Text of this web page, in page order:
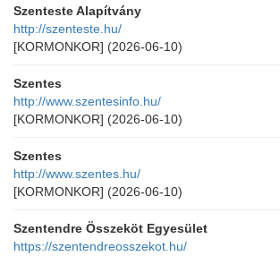
Szenteste Alapítvány
http://szenteste.hu/
[KORMONKOR] (2026-06-10)
Szentes
http://www.szentesinfo.hu/
[KORMONKOR] (2026-06-10)
Szentes
http://www.szentes.hu/
[KORMONKOR] (2026-06-10)
Szentendre Összeköt Egyesület
https://szentendreosszekot.hu/